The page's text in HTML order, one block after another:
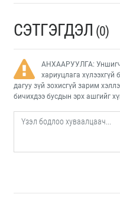
СЭТГЭГДЭЛ (0)
АНХААРУУЛГА:
хариуцлага
дагуу зүй зохисгүй зарим
бичихдээ бусдын эрх ашгийг